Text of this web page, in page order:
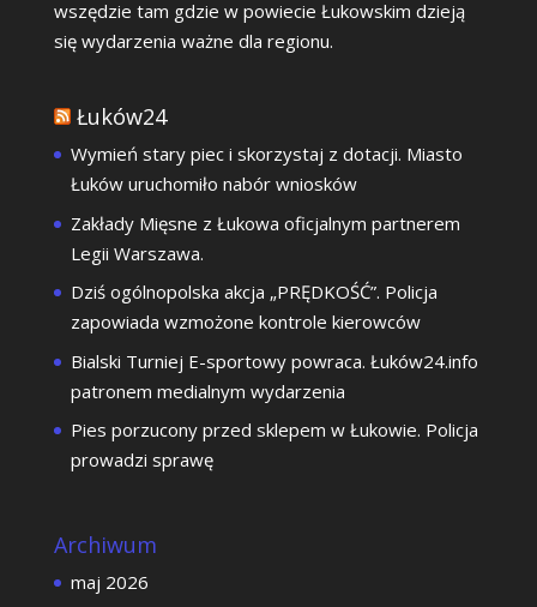
wszędzie tam gdzie w powiecie Łukowskim dzieją
się wydarzenia ważne dla regionu.
Łuków24
Wymień stary piec i skorzystaj z dotacji. Miasto
Łuków uruchomiło nabór wniosków
Zakłady Mięsne z Łukowa oficjalnym partnerem
Legii Warszawa.
Dziś ogólnopolska akcja „PRĘDKOŚĆ”. Policja
zapowiada wzmożone kontrole kierowców
Bialski Turniej E-sportowy powraca. Łuków24.info
patronem medialnym wydarzenia
Pies porzucony przed sklepem w Łukowie. Policja
prowadzi sprawę
Archiwum
maj 2026